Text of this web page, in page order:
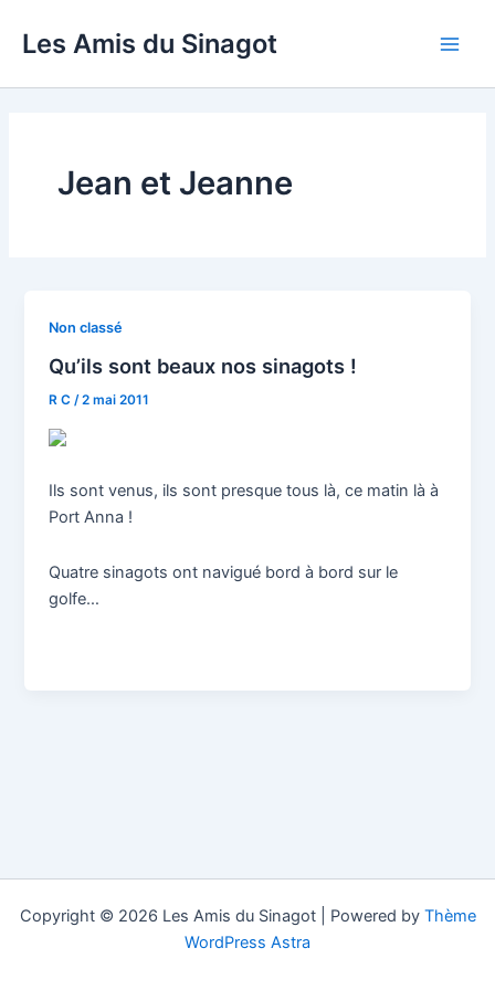
Les Amis du Sinagot
Jean et Jeanne
Non classé
Qu’ils sont beaux nos sinagots !
R C/2 mai 2011
Ils sont venus, ils sont presque tous là, ce matin là à
Port Anna !
Quatre sinagots ont navigué bord à bord sur le
golfe…
Copyright © 2026 Les Amis du Sinagot | Powered by Thème
WordPress Astra